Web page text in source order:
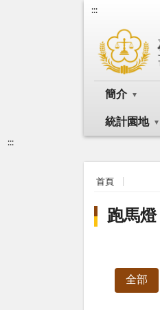
:::
簡介
統計園地
:::
首頁
跑馬燈
全部